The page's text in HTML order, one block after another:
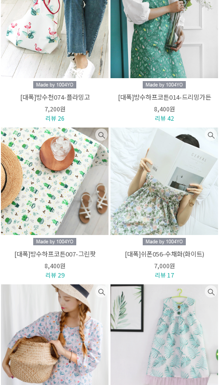
[대폭]방수천074-플라밍고
7,200원
리뷰 26
[대폭]방수하프코튼014-드리밍가든
8,400원
리뷰 42
[대폭]방수하프코튼007-그린팟
8,400원
리뷰 29
[대폭]쉬폰056-수채화(화이트)
7,000원
리뷰 17